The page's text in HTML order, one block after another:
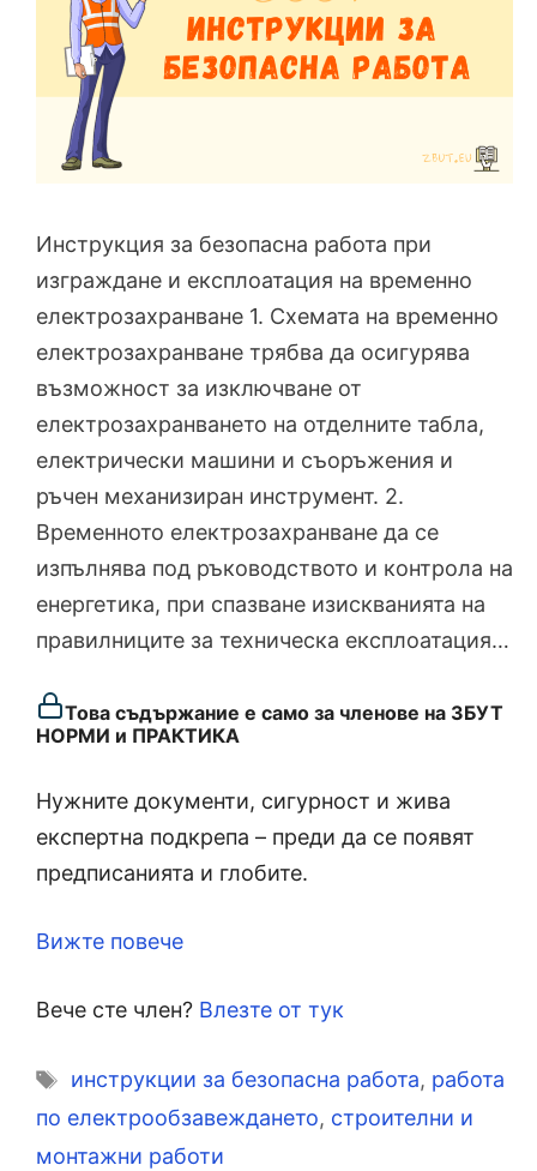
Инструкция за безопасна работа при
изграждане и експлоатация на временно
електрозахранване 1. Схемата на временно
електрозахранване трябва да осигурява
възможност за изключване от
електрозахранването на отделните табла,
електрически машини и съоръжения и
ръчен механизиран инструмент. 2.
Временното електрозахранване да се
изпълнява под ръководството и контрола на
енергетика, при спазване изискванията на
правилниците за техническа експлоатация…
Това съдържание е само за членове на ЗБУТ
НОРМИ и ПРАКТИКА
Нужните документи, сигурност и жива
експертна подкрепа – преди да се появят
предписанията и глобите.
Вижте повече
Вече сте член? Влезте от тук
Етикети
инструкции за безопасна работа, работа
по електрообзавеждането, строителни и
монтажни работи